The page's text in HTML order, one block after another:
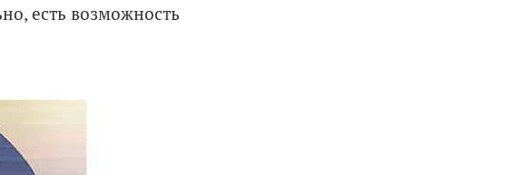
есть возможность